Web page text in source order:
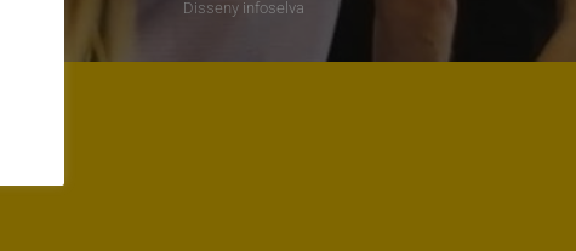
Disseny infoselva